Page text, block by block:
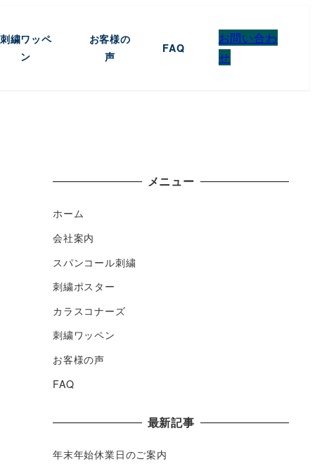
刺繍ワッペ
ン
お客様の
声
FAQ
お問い合わ
せ
メニュー
ホーム
会社案内
スパンコール刺繍
刺繍ポスター
カラスコナーズ
刺繍ワッペン
お客様の声
FAQ
最新記事
年末年始休業日のご案内